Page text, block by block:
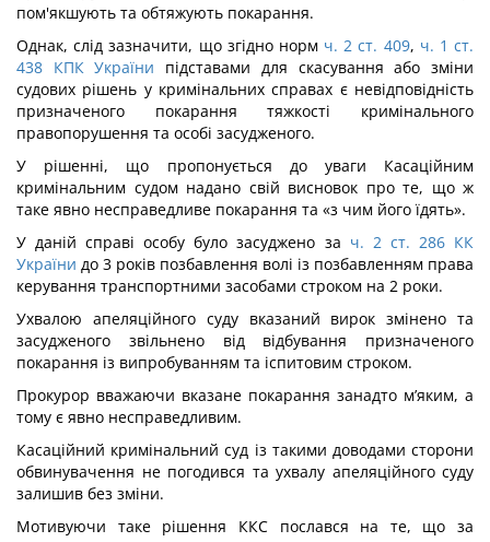
пом'якшують та обтяжують покарання.
Однак, слід зазначити, що згідно норм ч. 2 ст. 409, ч. 1 ст.
438 КПК України підставами для скасування або зміни
судових рішень у кримінальних справах є невідповідність
призначеного покарання тяжкості кримінального
правопорушення та особі засудженого.
У рішенні, що пропонується до уваги Касаційним
кримінальним судом надано свій висновок про те, що ж
таке явно несправедливе покарання та «з чим його їдять».
У даній справі особу було засуджено за ч. 2 ст. 286 КК
України до 3 років позбавлення волі із позбавленням права
керування транспортними засобами строком на 2 роки.
Ухвалою апеляційного суду вказаний вирок змінено та
засудженого звільнено від відбування призначеного
покарання із випробуванням та іспитовим строком.
Прокурор вважаючи вказане покарання занадто м’яким, а
тому є явно несправедливим.
Касаційний кримінальний суд із такими доводами сторони
обвинувачення не погодився та ухвалу апеляційного суду
залишив без зміни.
Мотивуючи таке рішення ККС послався на те, що за